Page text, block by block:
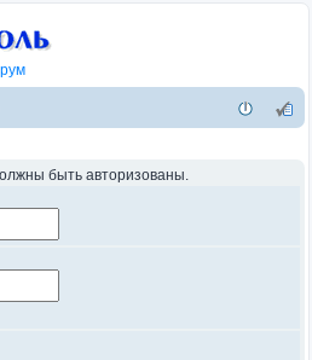
быть авторизованы.